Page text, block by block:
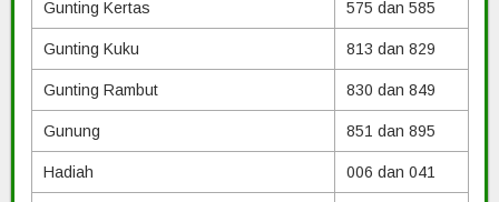
Gunting Kertas 575 dan 585
Gunting Kuku 813 dan 829
Gunting Rambut 830 dan 849
Gunung 851 dan 895
Hadiah 006 dan 041